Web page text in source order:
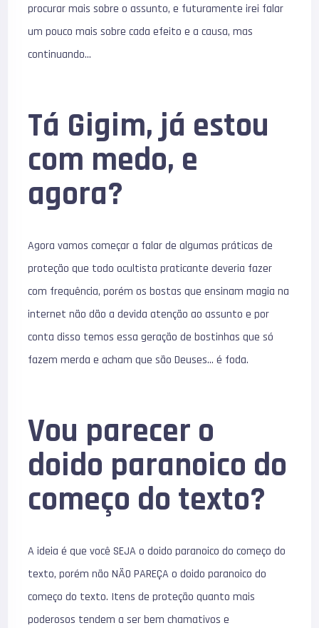
procurar mais sobre o assunto, e futuramente irei falar
um pouco mais sobre cada efeito e a causa, mas
continuando…
Tá Gigim, já estou
com medo, e
agora?
Agora vamos começar a falar de algumas práticas de
proteção que todo ocultista praticante deveria fazer
com frequência, porém os bostas que ensinam magia na
internet não dão a devida atenção ao assunto e por
conta disso temos essa geração de bostinhas que só
fazem merda e acham que são Deuses… é foda.
Vou parecer o
doido paranoico do
começo do texto?
A ideia é que você SEJA o doido paranoico do começo do
texto, porém não NÃO PAREÇA o doido paranoico do
começo do texto. Itens de proteção quanto mais
poderosos tendem a ser bem chamativos e